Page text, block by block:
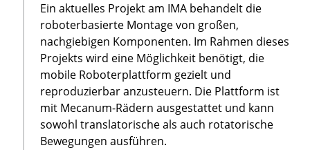
Ein aktuelles Projekt am IMA behandelt die
roboterbasierte Montage von großen,
nachgiebigen Komponenten. Im Rahmen dieses
Projekts wird eine Möglichkeit benötigt, die
mobile Roboterplattform gezielt und
reproduzierbar anzusteuern. Die Plattform ist
mit Mecanum-Rädern ausgestattet und kann
sowohl translatorische als auch rotatorische
Bewegungen ausführen.